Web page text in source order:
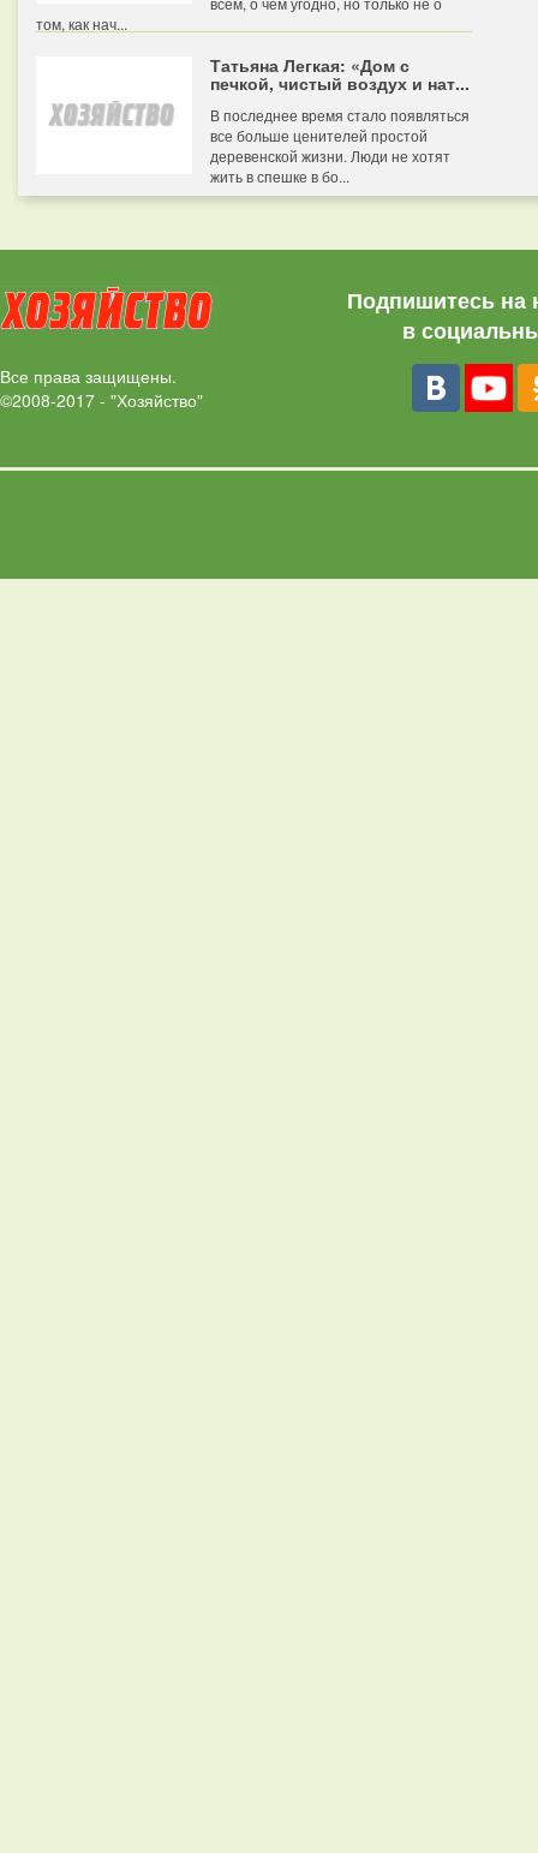
том, как нач...
Татьяна Легкая: «Дом с
печкой, чистый воздух и нат...
В последнее время стало появляться
все больше ценителей простой
деревенской жизни. Люди не хотят
жить в спешке в бо...
Все права защищены.
©2008-2017 - "Хозяйство"
Подпишитесь на
в